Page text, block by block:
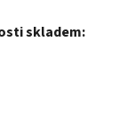
skladem: